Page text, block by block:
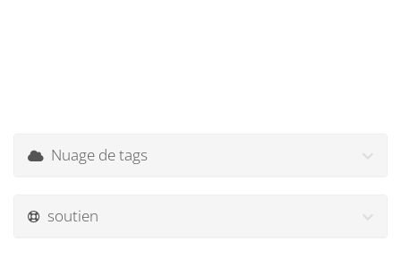
Nuage de tags
soutien